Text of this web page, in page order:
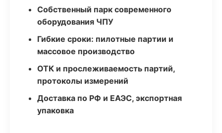
Собственный парк современного
оборудования ЧПУ
Гибкие сроки: пилотные партии и
массовое производство
ОТК и прослеживаемость партий,
протоколы измерений
Доставка по РФ и ЕАЭС, экспортная
упаковка